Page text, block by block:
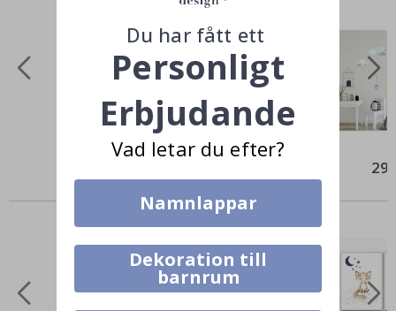
Liknande Produkter
Du har fått ett
Personligt
Erbjudande
Vad letar du efter?
Namnlappar
Dekoration till
barnrum